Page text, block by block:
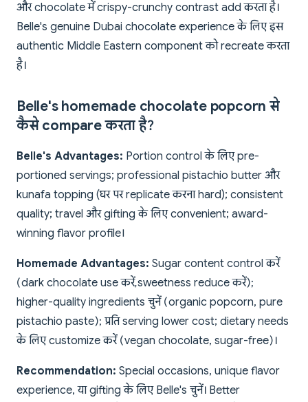
और chocolate में crispy-crunchy contrast add करता है।
Belle's genuine Dubai chocolate experience के लिए इस
authentic Middle Eastern component को recreate करता
है।
Belle's homemade chocolate popcorn से
कैसे compare करता है?
Belle's Advantages: Portion control के लिए pre-
portioned servings; professional pistachio butter और
kunafa topping (घर पर replicate करना hard); consistent
quality; travel और gifting के लिए convenient; award-
winning flavor profile।
Homemade Advantages: Sugar content control करें
(dark chocolate use करें, sweetness reduce करें);
higher-quality ingredients चुनें (organic popcorn, pure
pistachio paste); प्रति serving lower cost; dietary needs
के लिए customize करें (vegan chocolate, sugar-free)।
Recommendation: Special occasions, unique flavor
experience, या gifting के लिए Belle's चुनें। Better